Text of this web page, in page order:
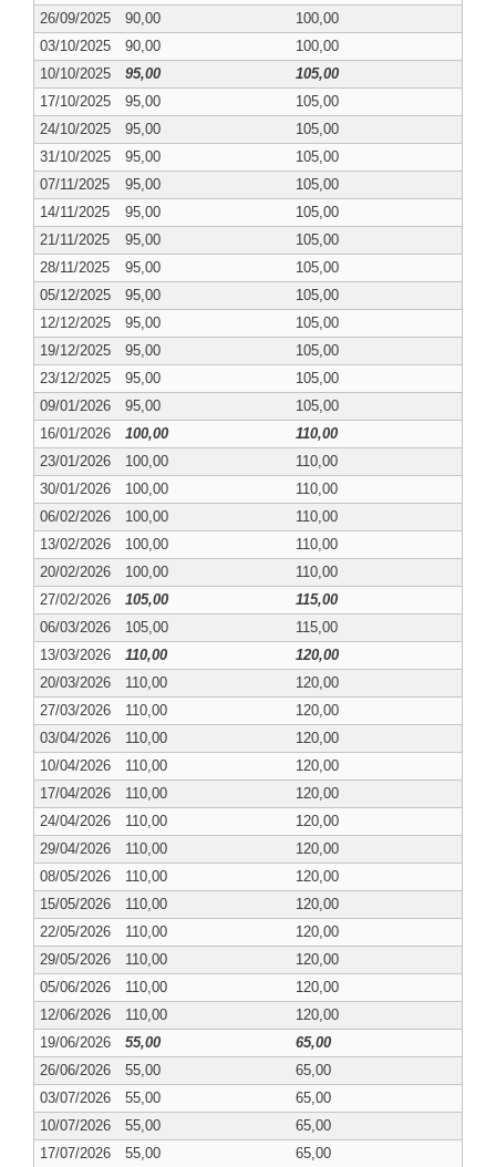
26/09/2025
90,00
100,00
03/10/2025
90,00
100,00
10/10/2025
95,00
105,00
17/10/2025
95,00
105,00
24/10/2025
95,00
105,00
31/10/2025
95,00
105,00
07/11/2025
95,00
105,00
14/11/2025
95,00
105,00
21/11/2025
95,00
105,00
28/11/2025
95,00
105,00
05/12/2025
95,00
105,00
12/12/2025
95,00
105,00
19/12/2025
95,00
105,00
23/12/2025
95,00
105,00
09/01/2026
95,00
105,00
16/01/2026
100,00
110,00
23/01/2026
100,00
110,00
30/01/2026
100,00
110,00
06/02/2026
100,00
110,00
13/02/2026
100,00
110,00
20/02/2026
100,00
110,00
27/02/2026
105,00
115,00
06/03/2026
105,00
115,00
13/03/2026
110,00
120,00
20/03/2026
110,00
120,00
27/03/2026
110,00
120,00
03/04/2026
110,00
120,00
10/04/2026
110,00
120,00
17/04/2026
110,00
120,00
24/04/2026
110,00
120,00
29/04/2026
110,00
120,00
08/05/2026
110,00
120,00
15/05/2026
110,00
120,00
22/05/2026
110,00
120,00
29/05/2026
110,00
120,00
05/06/2026
110,00
120,00
12/06/2026
110,00
120,00
19/06/2026
55,00
65,00
26/06/2026
55,00
65,00
03/07/2026
55,00
65,00
10/07/2026
55,00
65,00
17/07/2026
55,00 65,00